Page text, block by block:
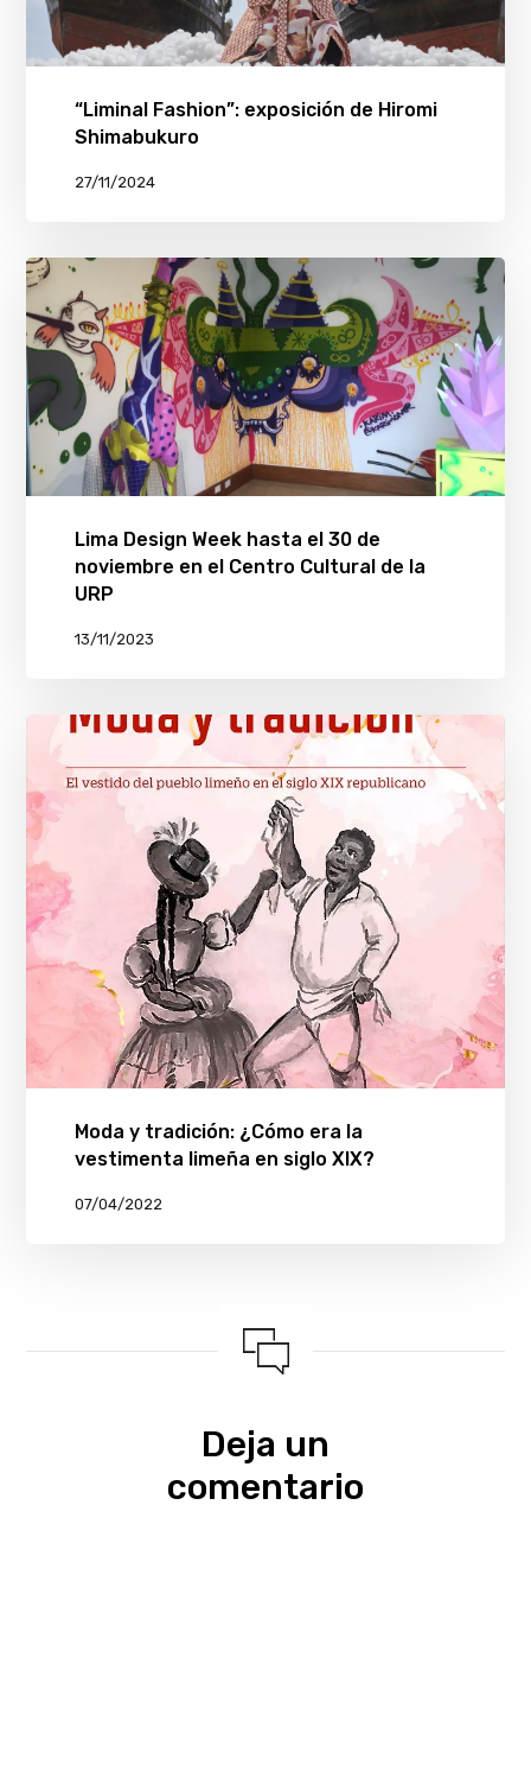
“Liminal Fashion”: exposición de Hiromi
Shimabukuro
27/11/2024
Lima Design Week hasta el 30 de
noviembre en el Centro Cultural de la
URP
13/11/2023
Moda y tradición: ¿Cómo era la
vestimenta limeña en siglo XIX?
07/04/2022
Deja un
comentario